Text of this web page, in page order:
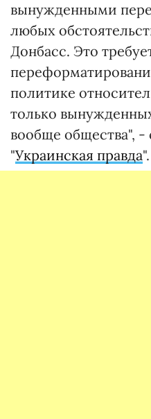
вынужденными
любых
Донбасс. Это
политике
только
вообще общества", -
"Украинская правда".